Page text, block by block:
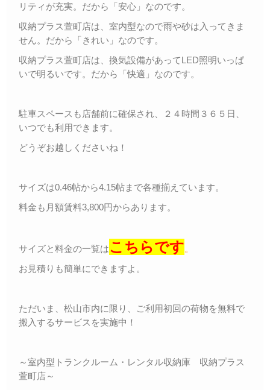
リティが充実。だから「安心」なのです。
収納プラス萱町店は、室内型なので雨や砂は入ってきま
せん。だから「きれい」なのです。
収納プラス萱町店は、換気設備があってLED照明いっぱ
いで明るいです。だから「快適」なのです。
駐車スペースも店舗前に確保され、２４時間３６５日、
いつでも利用できます。
どうぞお越しくださいね！
サイズは0.46帖から4.15帖まで各種揃えています。
料金も月額賃料3,800円からあります。
サイズと料金の一覧はこちらです。
お見積りも簡単にできますよ。
ただいま、松山市内に限り、ご利用初回の荷物を無料で
搬入するサービスを実施中！
～室内型トランクルーム・レンタル収納庫 収納プラス
萱町店～